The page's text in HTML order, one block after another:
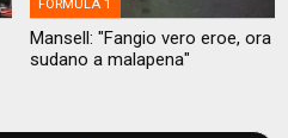
FORMULA 1
Mansell: "Fangio vero eroe, ora
sudano a malapena"